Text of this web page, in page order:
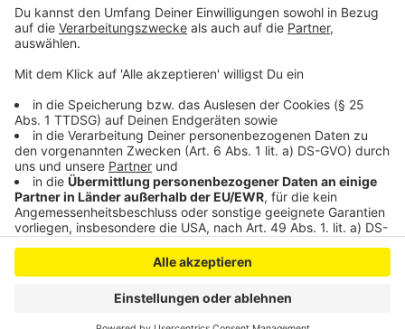
Anzeige
powered byUsercentrics Consent
Management Platform
Anzeige
Anzeige